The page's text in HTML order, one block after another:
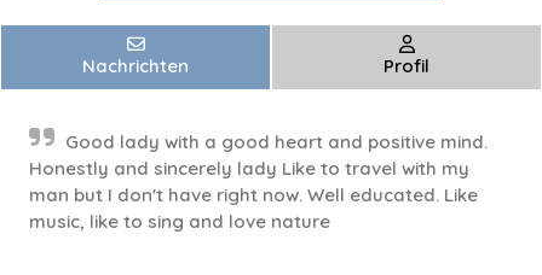
Nachrichten Profil
Good lady with a good heart and positive mind.
Honestly and sincerely lady Like to travel with my
man but I don't have right now. Well educated. Like
music, like to sing and love nature